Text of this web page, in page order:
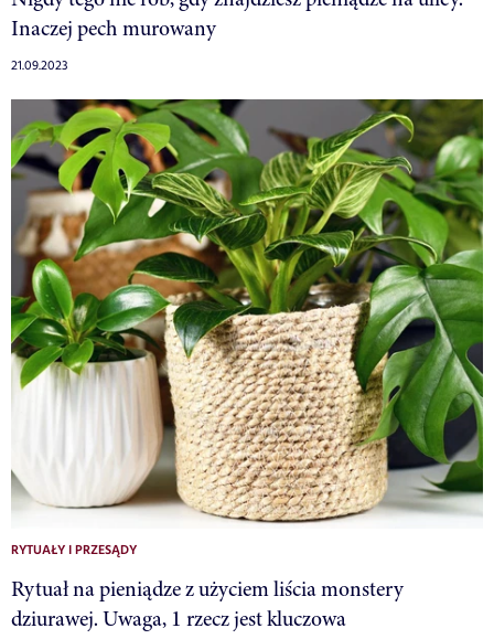
Inaczej pech murowany
21.09.2023
RYTUAŁY I PRZESĄDY
Rytuał na pieniądze z użyciem liścia monstery
dziurawej. Uwaga, 1 rzecz jest kluczowa